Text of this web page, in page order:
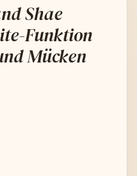
Shae
Funktion
Mücken